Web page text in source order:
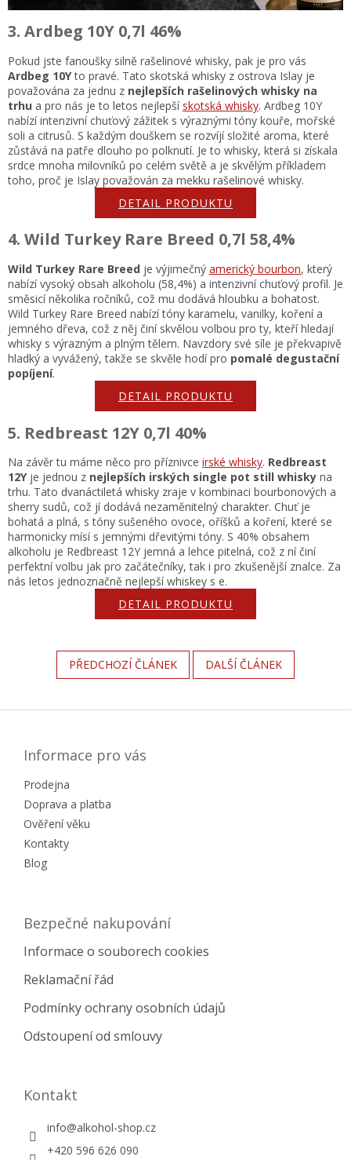
3. Ardbeg 10Y 0,7l 46%
Pokud jste fanoušky silně rašelinové whisky, pak je pro vás
Ardbeg 10Yto pravé. Tato skotská whisky z ostrova Islay je
považována za jednu z nejlepších rašelinových whisky na
trhu a pro nás je to letos nejlepší skotská whisky. Ardbeg 10Y
nabízí intenzivní chuťový zážitek s výraznými tóny kouře, mořské
soli a citrusů. S každým douškem se rozvíjí složité aroma, které
zůstává na patře dlouho po polknutí. Je to whisky, která si získala
srdce mnoha milovníků po celém světě a je skvělým příkladem
toho, proč je Islay považován za mekku rašelinové whisky.
DETAIL PRODUKTU
4. Wild Turkey Rare Breed 0,7l 58,4%
Wild Turkey Rare Breed je výjimečný americký bourbon, který
nabízí vysoký obsah alkoholu (58,4%) a intenzivní chuťový profil. Je
směsicí několika ročníků, což mu dodává hloubku a bohatost.
Wild Turkey Rare Breed nabízí tóny karamelu, vanilky, koření a
jemného dřeva, což z něj činí skvělou volbou pro ty, kteří hledají
whisky s výrazným a plným tělem. Navzdory své síle je překvapivě
hladký a vyvážený, takže se skvěle hodí pro pomalé degustační
popíjení.
DETAIL PRODUKTU
5. Redbreast 12Y 0,7l 40%
Na závěr tu máme něco pro příznivce irské whisky. Redbreast
12Yje jednou z nejlepších irských single pot still whisky na
trhu. Tato dvanáctiletá whisky zraje v kombinaci bourbonových a
sherry sudů, což jí dodává nezaměnitelný charakter. Chuť je
bohatá a plná, s tóny sušeného ovoce, oříšků a koření, které se
harmonicky mísí s jemnými dřevitými tóny. S 40% obsahem
alkoholu je Redbreast 12Y jemná a lehce pitelná, což z ní činí
perfektní volbu jak pro začátečníky, tak i pro zkušenější znalce. Za
nás letos jednoznačně nejlepší whiskey s e.
DETAIL PRODUKTU
PŘEDCHOZÍ ČLÁNEK DALŠÍ ČLÁNEK
Informace pro vás
Prodejna
Doprava a platba
Ověření věku
Kontakty
Blog
Bezpečné nakupování
Informace o souborech cookies
Reklamační řád
Podmínky ochrany osobních údajů
Odstoupení od smlouvy
Kontakt
info@alkohol-shop.cz
+420 596 626 090